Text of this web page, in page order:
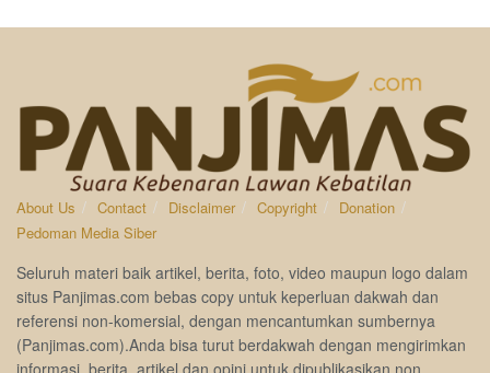
About Us Contact Disclaimer Copyright
Donation
Pedoman Media Siber
Seluruh materi baik artikel, berita, foto, video maupun logo dalam
situs Panjimas.com bebas copy untuk keperluan dakwah dan
referensi non-komersial, dengan mencantumkan sumbernya
(Panjimas.com).Anda bisa turut berdakwah dengan mengirimkan
informasi, berita, artikel dan opini untuk dipublikasikan non